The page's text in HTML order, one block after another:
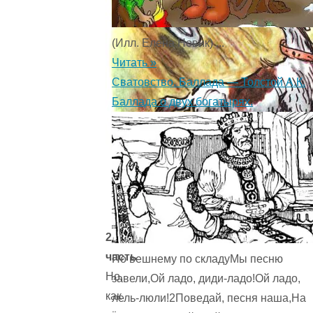
2
часть
Но,
как
(Илл. Елена Новик) ...
Читать »
Сватовство. Баллада — Толстой А.К.
Баллада о двух богатырях.
По вешнему по складуМы песню
завели,Ой ладо, диди-ладо!Ой ладо,
лель-люли!2Поведай, песня наша,На